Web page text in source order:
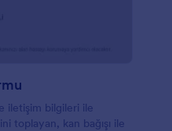
iletişim bilgileri ile
toplayan, kan bağışı ile